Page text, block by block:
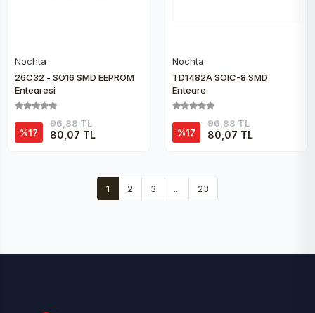
Nochta
26C32 - SO16 SMD EEPROM
Entegresi
%17
96,88 TL
80,07 TL
Nochta
TD1482A SOIC-8 SMD
Entegre
%17
96,88 TL
80,07 TL
1 2 3 ... 23